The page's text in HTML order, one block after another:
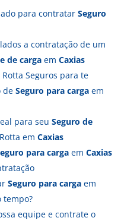
para contratar Seguro
a contratação de um
de cargaem Caxias
Seguros para te
de Seguro para cargaem
para seu Seguro de
em Caxias
para cargaem Caxias
Seguro para cargaem
equipe e contrate o